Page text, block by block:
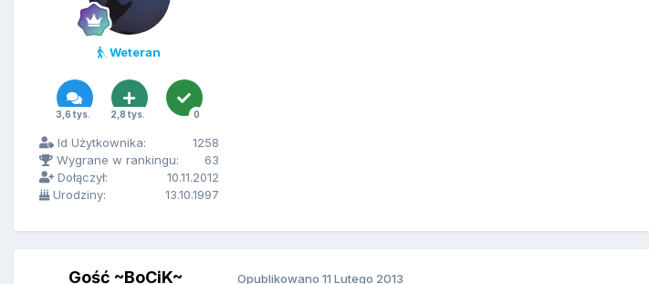
Weteran
3,6 tys. 2,8 tys. 0
Id Użytkownika:
1258
Wygrane w rankingu:
63
Dołączył:
10.11.2012
Urodziny:
13.10.1997
Gość ~BoCiK~ Opublikowano 11 Lutego 2013